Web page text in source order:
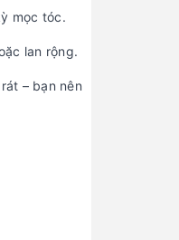
mọc tóc.
lan rộng.
– bạn nên